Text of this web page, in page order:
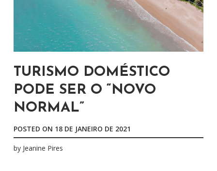
TURISMO DOMÉSTICO
PODE SER O “NOVO
NORMAL”
POSTED ON 18 DE JANEIRO DE 2021
by Jeanine Pires